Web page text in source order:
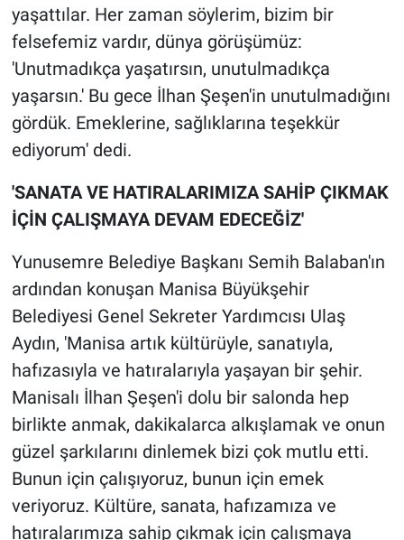
yaşattılar. Her zaman söylerim, bizim bir
felsefemiz vardır, dünya görüşümüz:
'Unutmadıkça yaşatırsın, unutulmadıkça
yaşarsın.' Bu gece İlhan Şeşen'in unutulmadığını
gördük. Emeklerine, sağlıklarına teşekkür
ediyorum' dedi.
'SANATA VE HATIRALARIMIZA SAHİP ÇIKMAK
İÇİN ÇALIŞMAYA DEVAM EDECEĞİZ'
Yunusemre Belediye Başkanı Semih Balaban'ın
ardından konuşan Manisa Büyükşehir
Belediyesi Genel Sekreter Yardımcısı Ulaş
Aydın, 'Manisa artık kültürüyle, sanatıyla,
hafızasıyla ve hatıralarıyla yaşayan bir şehir.
Manisalı İlhan Şeşen'i dolu bir salonda hep
birlikte anmak, dakikalarca alkışlamak ve onun
güzel şarkılarını dinlemek bizi çok mutlu etti.
Bunun için çalışıyoruz, bunun için emek
veriyoruz. Kültüre, sanata, hafızamıza ve
hatıralarımıza sahip çıkmak için çalışmaya